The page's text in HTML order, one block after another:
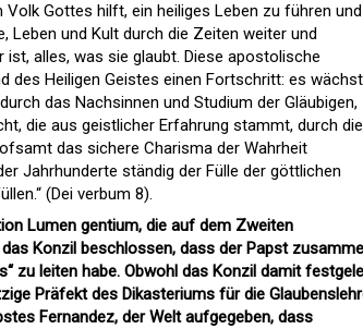
Gottes hilft, ein heiliges Leben zu führen und
Leben und Kult durch die Zeiten weiter und
alles, was sie glaubt. Diese apostolische
des Heiligen Geistes einen Fortschritt: es wächst
das Nachsinnen und Studium der Gläubigen,
die aus geistlicher Erfahrung stammt, durch die
das sichere Charisma der Wahrheit
Jahrhunderte ständig der Fülle der göttlichen
(Dei verbum 8).
Lumen gentium, die auf dem Zweiten
Konzil beschlossen, dass der Papst
zu leiten habe. Obwohl das Konzil damit
Präfekt des Dikasteriums für die
Fernandez, der Welt aufgegeben, dass